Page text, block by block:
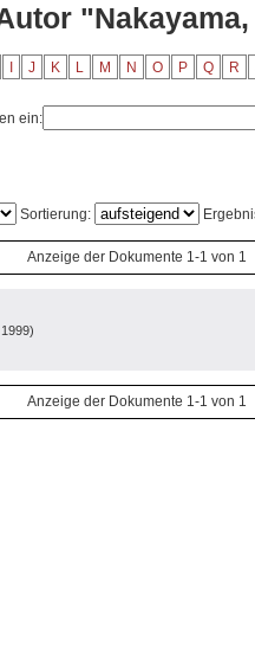
"Nakayama,
J K L M N O P Q R
ein:
Sortierung:
Anzeige der Dokumente 1-1 von 1
, 1999)
Anzeige der Dokumente 1-1 von 1